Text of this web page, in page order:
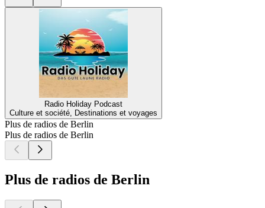
Radio Holiday Podcast
Culture et société, Destinations et voyages
Plus de radios de Berlin
Plus de radios de Berlin
Plus de radios de Berlin